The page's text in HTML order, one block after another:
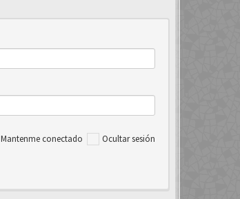
Mantenme conectado Ocultar sesión